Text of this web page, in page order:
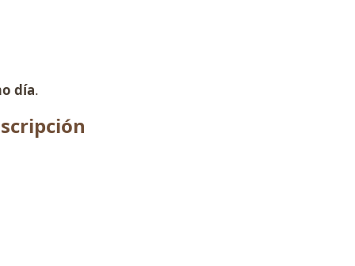
día.